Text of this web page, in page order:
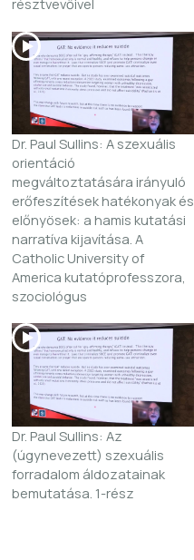
résztvevőivel
Dr. Paul Sullins: A szexuális
orientáció
megváltoztatására irányuló
erőfeszítések hatékonyak és
előnyösek: a hamis kutatási
narratíva kijavítása. A
Catholic University of
America kutatóprofesszora,
szociológus
Dr. Paul Sullins: Az
(úgynevezett) szexuális
forradalom áldozatainak
bemutatása. 1-rész